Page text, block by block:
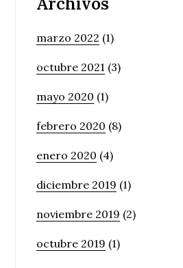
marzo 2022 (1)
octubre 2021 (3)
mayo 2020 (1)
febrero 2020 (8)
enero 2020 (4)
diciembre 2019 (1)
noviembre 2019 (2)
octubre 2019 (1)